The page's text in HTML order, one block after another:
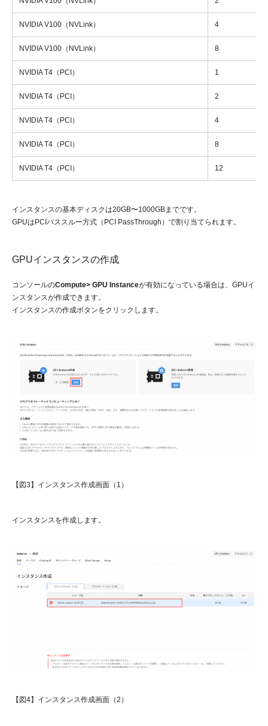
NVIDIA V100（NVLink） 4
NVIDIA V100（NVLink） 8
NVIDIA T4（PCI） 1
NVIDIA T4（PCI） 2
NVIDIA T4（PCI） 4
NVIDIA T4（PCI） 8
NVIDIA T4（PCI） 12
インスタンスの基本ディスクは20GB〜1000GBまでです。
GPUはPCIパススルー方式（PCI PassThrough）で割り当てられます。
GPUインスタンスの作成
コンソールのCompute> GPU Instanceが有効になっている場合は、GPUイ
ンスタンスが作成できます。
インスタンスの作成ボタンをクリックします。
【図3】インスタンス作成画面（1）
インスタンスを作成します。
【図4】インスタンス作成画面（2）